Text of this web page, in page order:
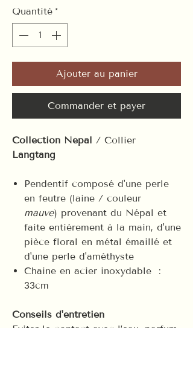
Quantité *
Ajouter au panier
Commander et payer
Collection Népal / Collier
Langtang
Pendentif composé d'une perle
en feutre (laine / couleur
mauve) provenant du Népal et
faite entièrement à la main, d'une
pièce floral en métal émaillé et
d'une perle d'améthyste
Chaine en acier inoxydable :
33cm
Conseils d'entretien
Eviter le contact avec l’eau, parfum,